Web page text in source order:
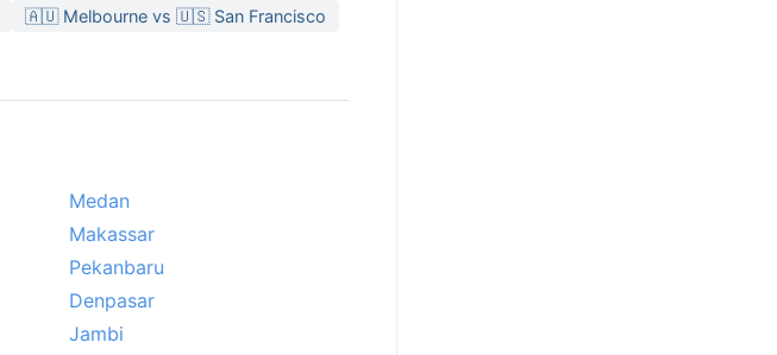
🇦🇺 Melbourne vs 🇺🇸 San Francisco
Medan
Makassar
Pekanbaru
Denpasar
Jambi